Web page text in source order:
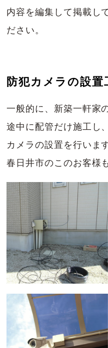
内容を編集して掲載し
ださい。
防犯カメラの設置
一般的に、新築一軒家
途中に配管だけ施工し
カメラの設置を行います
春日井市のこのお客様